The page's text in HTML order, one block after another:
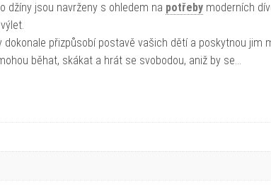
džíny jsou navrženy s ohledem na potřeby moderních
přizpůsobí postavě vašich dětí a poskytnou jim
běhat, skákat a hrát se svobodou, aniž by se…